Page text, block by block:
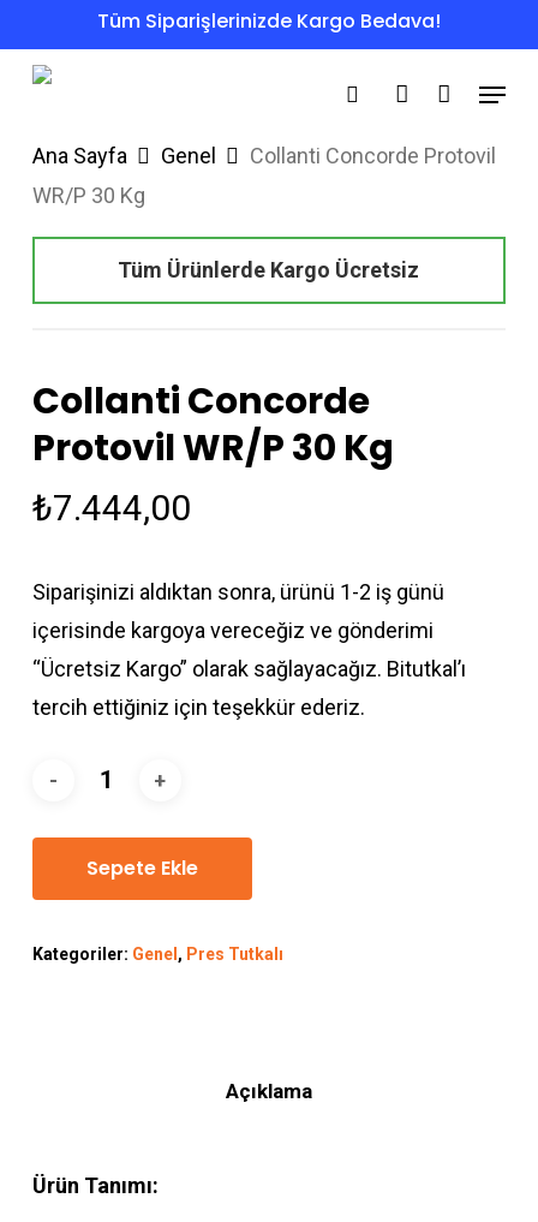
to
Tüm Siparişlerinizde Kargo Bedava!
search account
Menu
Ana Sayfa Genel
Collanti Concorde Protovil
WR/P 30 Kg
Tüm Ürünlerde Kargo Ücretsiz
Collanti Concorde
Protovil WR/P 30 Kg
₺7.444,00
Siparişinizi aldıktan sonra, ürünü 1-2 iş günü
içerisinde kargoya vereceğiz ve gönderimi
“Ücretsiz Kargo” olarak sağlayacağız. Bitutkal’ı
tercih ettiğiniz için teşekkür ederiz.
Sepete Ekle
Kategoriler: Genel , Pres Tutkalı
Açıklama
Ürün Tanımı: